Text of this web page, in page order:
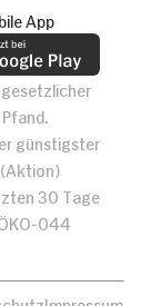
App
gesetzlicher
günstigster
30 Tage
044